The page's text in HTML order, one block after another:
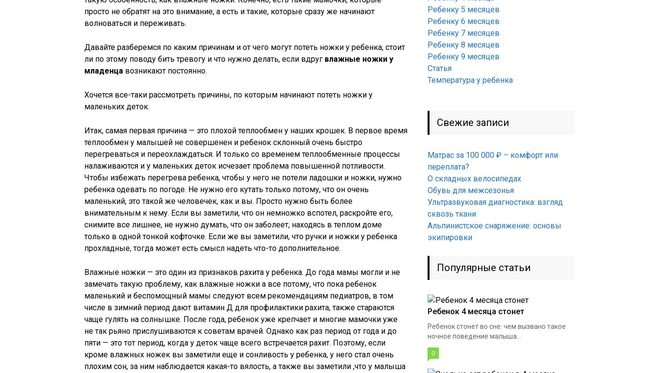
просто не обратят на это внимание, а есть и такие, которые сразу же начинают
волноваться и переживать.
Давайте разберемся по каким причинам и от чего могут потеть ножки у ребенка, стоит
ли по этому поводу бить тревогу и что нужно делать, если вдруг влажные ножки у
младенца возникают постоянно.
Хочется все-таки рассмотреть причины, по которым начинают потеть ножки у
маленьких деток.
Итак, самая первая причина — это плохой теплообмен у наших крошек. В первое время
теплообмен у малышей не совершенен и ребенок склонный очень быстро
перегреваться и переохлаждаться. И только со временем теплообменные процессы
налаживаются и у маленьких деток исчезает проблема повышенной потливости.
Чтобы избежать перегрева ребенка, чтобы у него не потели ладошки и ножки, нужно
ребенка одевать по погоде. Не нужно его кутать только потому, что он очень
маленький, это такой же человечек, как и вы. Просто нужно быть более
внимательным к нему. Если вы заметили, что он немножко вспотел, раскройте его,
снимите все лишнее, не нужно думать, что он заболеет, находясь в теплом доме
только в одной тонкой кофточке. Если же вы заметили, что ручки и ножки у ребенка
прохладные, тогда может есть смысл надеть что-то дополнительное.
Влажные ножки — это один из признаков рахита у ребенка. До года мамы могли и не
замечать такую проблему, как влажные ножки а все потому, что пока ребенок
маленький и беспомощный мамы следуют всем рекомендациям педиатров, в том
числе в зимний период дают витамин Д для профилактики рахита, также стараются
чаще гулять на солнышке. После года, ребенок уже крепчает и многие мамочки уже
не так рьяно прислушиваются к советам врачей. Однако как раз период от года и до
пяти — это тот период, когда у деток чаще всего встречается рахит. Поэтому, если
кроме влажных ножек вы заметили еще и сонливость у ребенка, у него стал очень
плохим сон, за ним наблюдается какая-то вялость, а также вы заметили ,что у малыша
Ребенку 5 месяцев
Ребенку 6 месяцев
Ребенку 7 месяцев
Ребенку 8 месяцев
Ребенку 9 месяцев
Статья
Температура у ребенка
Свежие записи
Матрас за 100 000 ₽ – комфорт или
переплата?
О складных велосипедах
Обувь для межсезонья
Ультразвуковая диагностика: взгляд
сквозь ткани
Альпинистское снаряжение: основы
экипировки
Популярные статьи
Ребенок 4 месяца стонет
Ребенок стонет во сне: чем вызвано такое
ночное поведение малыша...
0